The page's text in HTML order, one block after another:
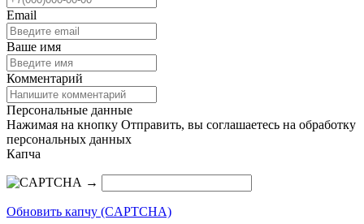
Email
Ваше имя
Комментарий
Персональные данные
Нажимая на кнопку Отправить, вы соглашаетесь на обработку
персональных данных
Капча
→
Обновить капчу (CAPTCHA)